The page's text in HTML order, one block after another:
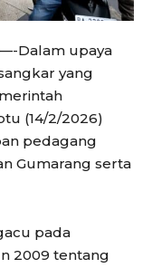
Dalam upaya
yang
(14/2/2026)
pedagang
Gumarang serta
pada
2009 tentang